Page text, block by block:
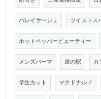
バレイヤージュ ツイストス
ホットペッパービューティー
メンズパーマ 道の駅 カ
学生カット マクドナルド